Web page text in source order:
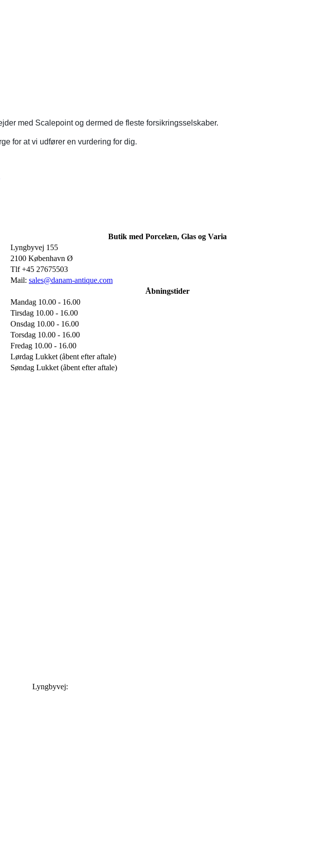
med Scalepoint og dermed de fleste forsikringsselskaber.
for at vi udfører en vurdering for dig.
Butik med Porcelæn, Glas og Varia
Lyngbyvej 155
2100 København Ø
Tlf +45 27675503
Mail: sales@danam-antique.com
Åbningstider
Mandag 10.00 - 16.00
Tirsdag 10.00 - 16.00
Onsdag 10.00 - 16.00
Torsdag 10.00 - 16.00
Fredag 10.00 - 16.00
Lørdag Lukket (åbent efter aftale)
Søndag Lukket (åbent efter aftale)
Lyngbyvej: